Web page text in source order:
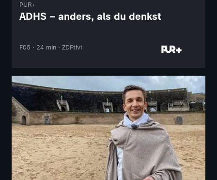
PUR+
ADHS – anders, als du denkst
F05 · 24 min · ZDFtivi